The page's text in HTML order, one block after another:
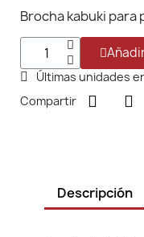
Brocha kabuki para
Últimas unidades
Compartir
Descripción